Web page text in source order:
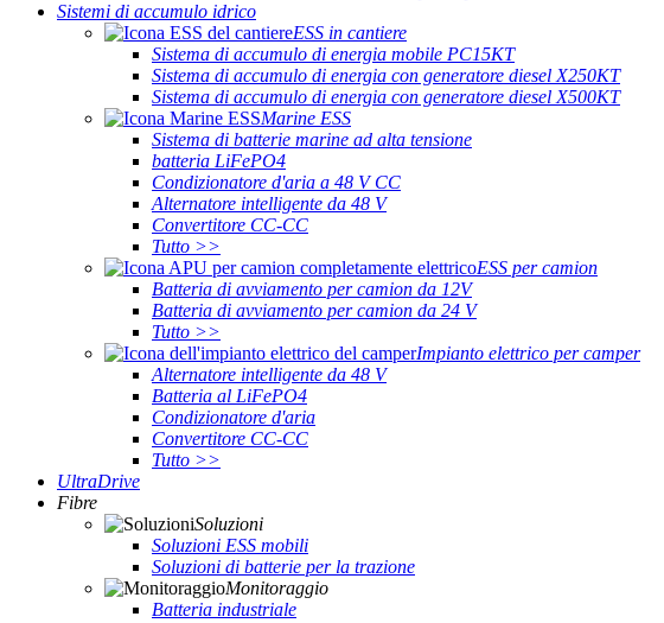
Sistemi di accumulo idrico
ESS in cantiere
Sistema di accumulo di energia mobile PC15KT
Sistema di accumulo di energia con generatore diesel X250KT
Sistema di accumulo di energia con generatore diesel X500KT
Marine ESS
Sistema di batterie marine ad alta tensione
batteria LiFePO4
Condizionatore d'aria a 48 V CC
Alternatore intelligente da 48 V
Convertitore CC-CC
Tutto >>
ESS per camion
Batteria di avviamento per camion da 12V
Batteria di avviamento per camion da 24 V
Tutto >>
Impianto elettrico per camper
Alternatore intelligente da 48 V
Batteria al LiFePO4
Condizionatore d'aria
Convertitore CC-CC
Tutto >>
UltraDrive
Fibre
Soluzioni
Soluzioni ESS mobili
Soluzioni di batterie per la trazione
Monitoraggio
Batteria industriale